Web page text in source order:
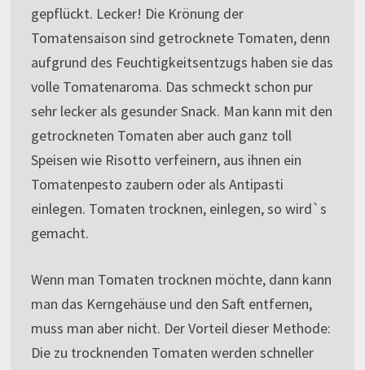
gepflückt. Lecker! Die Krönung der
Tomatensaison sind getrocknete Tomaten, denn
aufgrund des Feuchtigkeitsentzugs haben sie das
volle Tomatenaroma. Das schmeckt schon pur
sehr lecker als gesunder Snack. Man kann mit den
getrockneten Tomaten aber auch ganz toll
Speisen wie Risotto verfeinern, aus ihnen ein
Tomatenpesto zaubern oder als Antipasti
einlegen. Tomaten trocknen, einlegen, so wird`s
gemacht.
Wenn man Tomaten trocknen möchte, dann kann
man das Kerngehäuse und den Saft entfernen,
muss man aber nicht. Der Vorteil dieser Methode:
Die zu trocknenden Tomaten werden schneller